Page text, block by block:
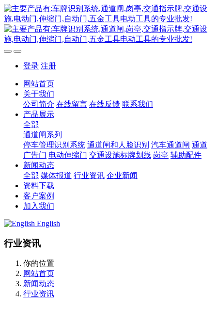
登录 注册
网站首页
关于我们
公司简介 在线留言 在线反馈 联系我们
产品展示
全部
通道闸系列
停车管理识别系统 通道闸和人脸识别 汽车通道闸 通道
广告门 电动伸缩门 交通设施标牌划线 岗亭 辅助配件
新闻动态
全部 媒体报道 行业资讯 企业新闻
资料下载
客户案例
加入我们
English
行业资讯
你的位置
网站首页
新闻动态
行业资讯